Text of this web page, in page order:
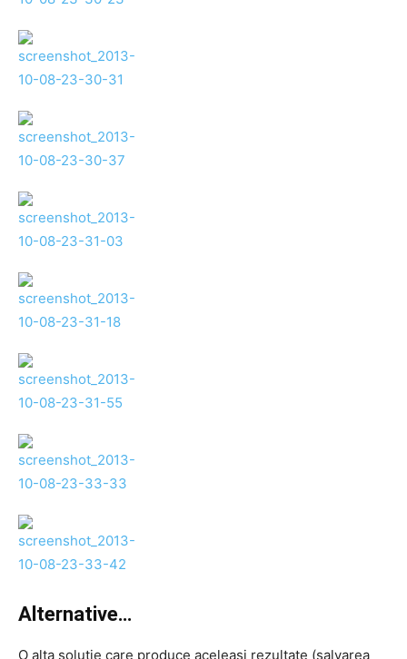
Alternative…
O alta solutie care produce aceleasi rezultate (salvarea